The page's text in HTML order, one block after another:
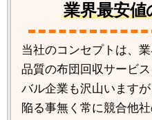
業界最安値
当社のコンセプトは、
品質の布団回収サービ
バル企業も沢山います
陥る事無く常に競合他